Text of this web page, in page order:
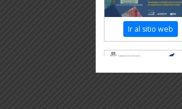
Ir al sitio web